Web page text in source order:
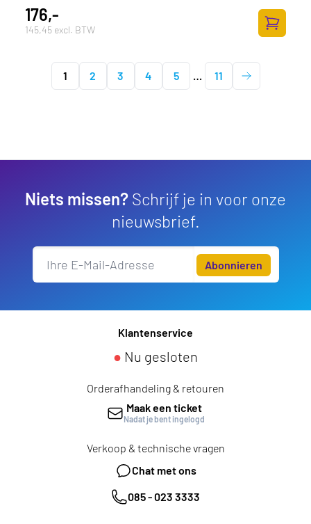
176,-
145,45 excl. BTW
Zum
1 2 3 4 5 … 11
Niets missen? Schrijf je in voor onze
nieuwsbrief.
Abonnieren
Klantenservice
● Nu gesloten
Orderafhandeling & retouren
Maak een ticket
Nadat je bent ingelogd
Verkoop & technische vragen
Chat met ons
085 - 023 3333